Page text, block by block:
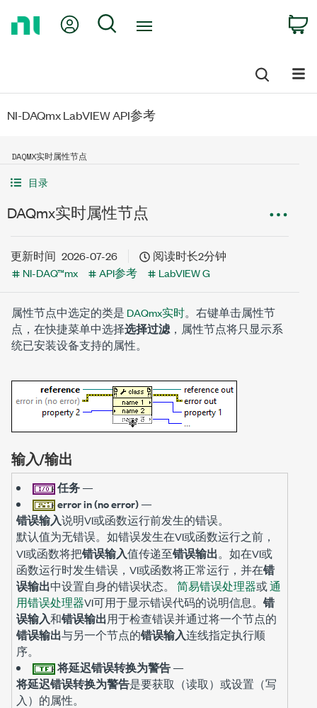
My Account
Search
NI-DAQmx LabVIEW API参考
DAQMX实时属性节点
目录
DAQmx实时属性节点
更新时间 2026-07-26
阅读时长2分钟
NI-DAQ™mx
API参考 LabVIEW G
属性节点中选定的类是 DAQmx实时。右键单击属性节
点，在快捷菜单中选择选择过滤 ，属性节点将只显示系
统已安装设备支持的属性。
输入/输出
任务—
error in (no error)—
错误输入说明VI或函数运行前发生的错误。
默认值为无错误。如错误发生在VI或函数运行之前，
VI或函数将把错误输入值传递至错误输出。如在VI或
函数运行时发生错误，VI或函数将正常运行，并在错
误输出中设置自身的错误状态。 简易错误处理器或通
用错误处理器VI可用于显示错误代码的说明信息。 错
误输入和错误输出用于检查错误并通过将一个节点的
错误输出与另一个节点的错误输入连线指定执行顺
序。
将延迟错误转换为警告—
将延迟错误转换为警告是要获取（读取）或设置（写
入）的属性。